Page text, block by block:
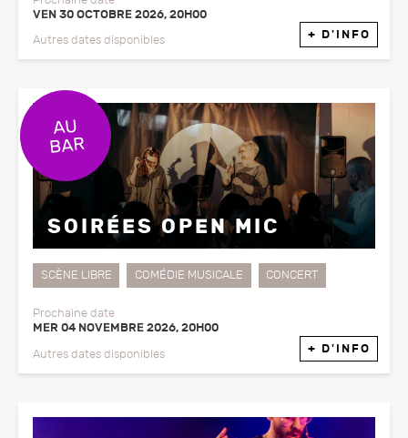
VEN 30 OCTOBRE 2026, 20H00
Autres dates disponibles + D'INFO
SOIRÉES OPEN MIC
SCÈNE LIBRE COMÉDIE MUSICALE CONCERT
Prochaine date
MER 04 NOVEMBRE 2026, 20H00
Autres dates disponibles + D'INFO